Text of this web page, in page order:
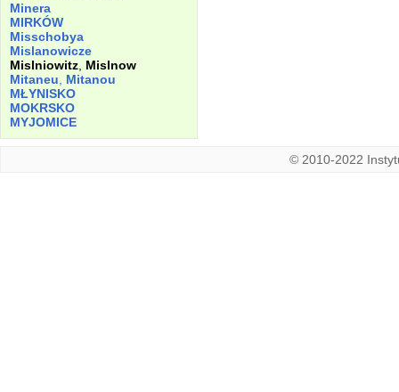
Minera
MIRKÓW
Misschobya
Mislanowicze
Mislniowitz Mislnow
Mitaneu
Mitanou
MŁYNISKO
MOKRSKO
MYJOMICE
© 2010-2022